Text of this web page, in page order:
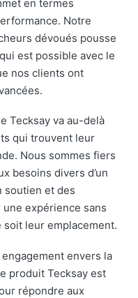
en termes
Notre
dévoués pousse
est possible avec le
nos clients ont
Tecksay va au-delà
qui trouvent leur
Nous sommes fiers
besoins divers d’un
soutien et des
expérience sans
leur emplacement.
envers la
produit Tecksay est
répondre aux